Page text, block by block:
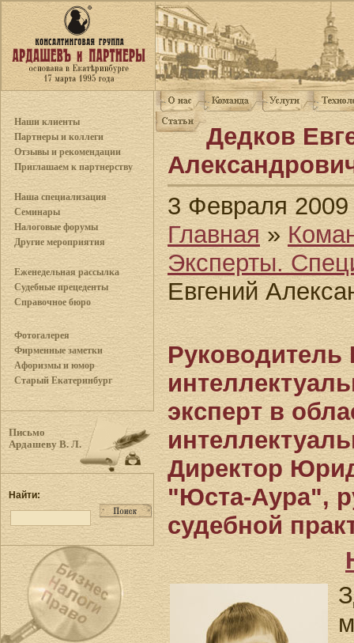
Наши клиенты
Партнеры и коллеги
Отзывы и рекомендации
Приглашаем к партнерству
Наша специализация
Семинары
Налоговые форумы
Другие мероприятия
Еженедельная рассылка
Судебные прецеденты
Справочное бюро
Фотогалерея
Фирменные заметки
Афоризмы и юмор
Старый Екатеринбург
Письмо
Ардашеву В. Л.
Найти:
Дедков
3 Февраля 2009
Главная»
Эксперты.
Евгений
Руководитель
эксперт в
Директор
"Юста-Аура",
судебной